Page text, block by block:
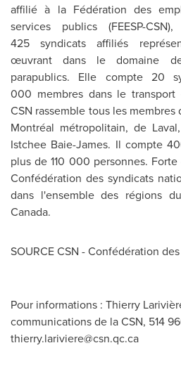
affilié à la Fédération des
services publics (FEESP-
425 syndicats affiliés
œuvrant dans le domaine
parapublics. Elle compte 20
000 membres dans le
CSN rassemble tous les
Montréal métropolitain, de Laval
Istchee Baie-James. Il compte
plus de 110 000 personnes.
Confédération des syndicats
dans l'ensemble des régions
Canada.
SOURCE CSN - Confédération
Pour informations : Thierry
communications de la CSN, 514
thierry.lariviere@csn.qc.ca